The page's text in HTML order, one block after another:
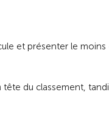
et présenter le moins
du classement,